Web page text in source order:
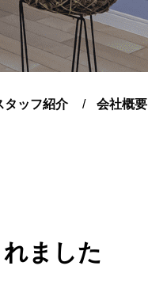
タッフ紹介 会社概要
ました